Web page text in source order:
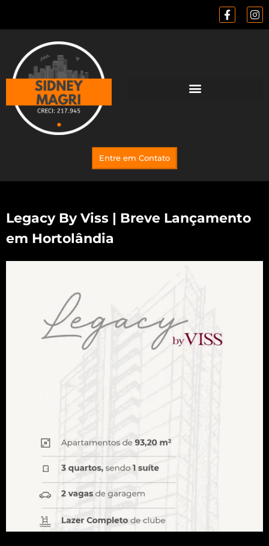
Entre em Contato
Legacy By Viss | Breve Lançamento
em Hortolândia